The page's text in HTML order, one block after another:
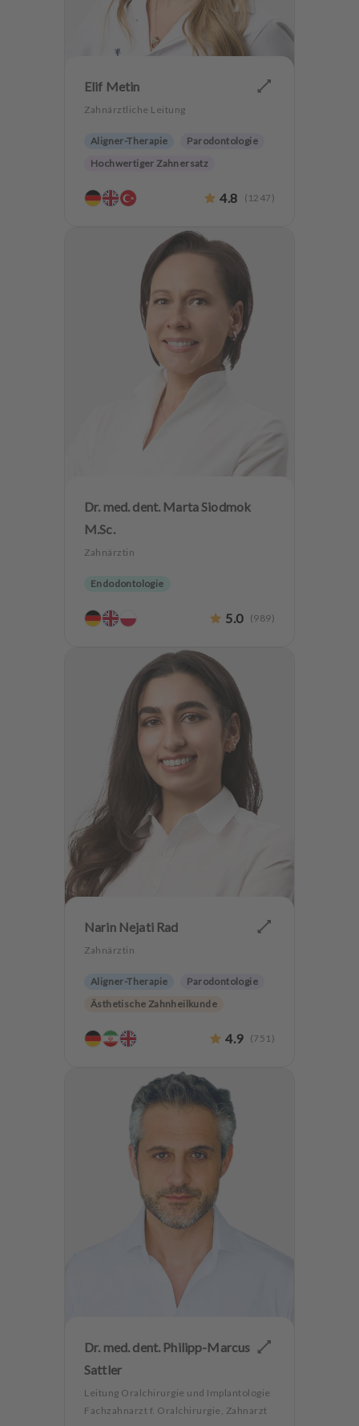
Elif Metin
Zahnärztliche Leitung
Aligner-Therapie
Parodontologie
Hochwertiger Zahnersatz
Alterszahnheilkunde
4.8 ( 1247 )
Dr. med. dent. Marta Siodmok
M.Sc.
Zahnärztin
Endodontologie
5.0 (989)
Narin Nejati Rad
Zahnärztin
Aligner-Therapie
Parodontologie
Ästhetische Zahnheilkunde
Zahnerhaltung
4.9 (751 )
Dr. med. dent. Philipp-Marcus
Sattler
Leitung Oralchirurgie und Implantologie
Fachzahnarzt f. Oralchirurgie, Zahnarzt